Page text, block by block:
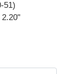
51)